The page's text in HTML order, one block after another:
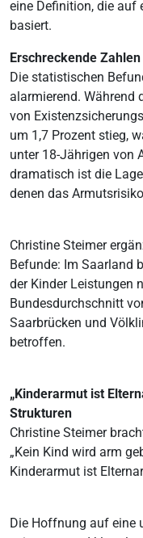
eine Definition, die auf
basiert.
Erschreckende
Die statistischen
alarmierend. Während
von
um 1,7 Prozent stieg,
unter 18-Jährigen von
dramatisch ist die
denen das
Christine Steimer
Befunde: Im Saarland
der Kinder Leistungen
Bundesdurchschnitt
Saarbrücken und
betroffen.
„Kinderarmut ist
Strukturen
Christine Steimer
„Kein Kind wird arm
Kinderarmut ist
Die Hoffnung auf eine